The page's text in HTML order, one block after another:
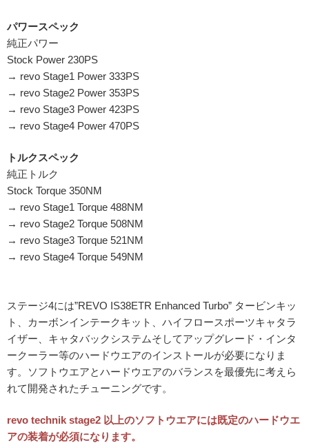
パワースペック
純正パワー
Stock Power 230PS
→ revo Stage1 Power 333PS
→ revo Stage2 Power 353PS
→ revo Stage3 Power 423PS
→ revo Stage4 Power 470PS
トルクスペック
純正トルク
Stock Torque 350NM
→ revo Stage1 Torque 488NM
→ revo Stage2 Torque 508NM
→ revo Stage3 Torque 521NM
→ revo Stage4 Torque 549NM
ステージ4には”REVO IS38ETR Enhanced Turbo” タービンキッ
ト、カーボンインテークキット、ハイフロースポーツキャタラ
イザー、キャタバックシステムそしてアップグレード・インタ
ークーラー等のハードウエアのインストールが必要になりま
す。ソフトウエアとハードウエアのバランスを最優先に考えら
れて開発されたチューニングです。
revo technik stage2 以上のソフトウエアには既定のハードウエ
アの装着が必須になります。